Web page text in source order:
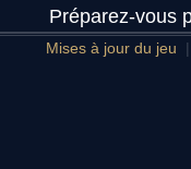
Préparez-vous
Mises à jour du jeu